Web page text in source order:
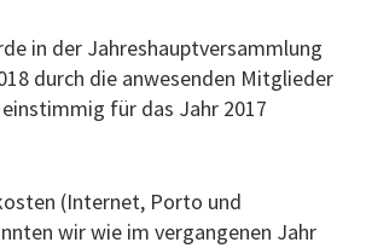
in der Jahreshauptversammlung
durch die anwesenden Mitglieder
für das Jahr 2017
(Internet, Porto und
wir wie im vergangenen Jahr